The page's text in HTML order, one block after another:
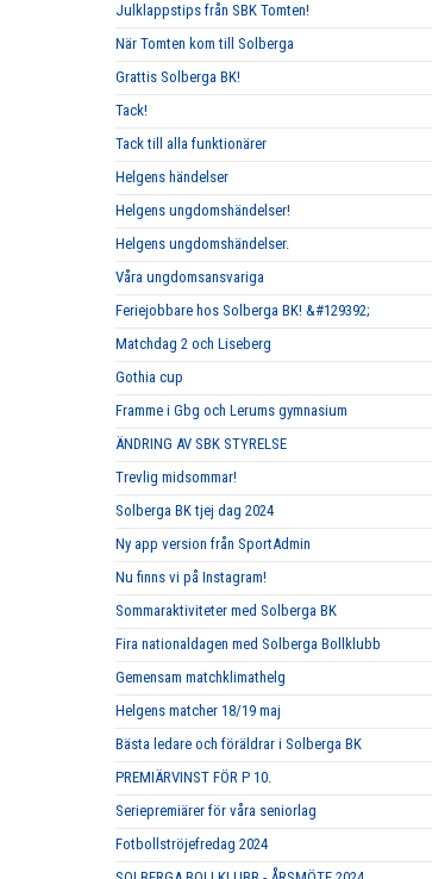
Julklappstips från SBK Tomten!
När Tomten kom till Solberga
Grattis Solberga BK!
Tack!
Tack till alla funktionärer
Helgens händelser
Helgens ungdomshändelser!
Helgens ungdomshändelser.
Våra ungdomsansvariga
Feriejobbare hos Solberga BK! &#129392;
Matchdag 2 och Liseberg
Gothia cup
Framme i Gbg och Lerums gymnasium
ÄNDRING AV SBK STYRELSE
Trevlig midsommar!
Solberga BK tjej dag 2024
Ny app version från SportAdmin
Nu finns vi på Instagram!
Sommaraktiviteter med Solberga BK
Fira nationaldagen med Solberga Bollklubb
Gemensam matchklimathelg
Helgens matcher 18/19 maj
Bästa ledare och föräldrar i Solberga BK
PREMIÄRVINST FÖR P 10.
Seriepremiärer för våra seniorlag
Fotbollströjefredag 2024